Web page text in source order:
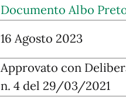
Documento Albo
16 Agosto 2023
Approvato con
n. 4 del 29/03/2021